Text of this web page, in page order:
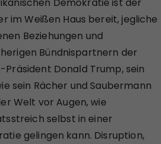
im Weißen Haus bereit, jegliche
Beziehungen und
Bündnispartnern der
Präsident Donald Trump, sein
sein Rächer und Saubermann
Welt vor Augen, wie
selbst in einer
gelingen kann. Disruption,